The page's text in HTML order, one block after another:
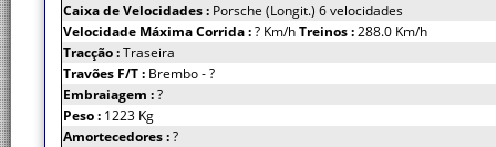
Caixa de Velocidades : Porsche (Longit.) 6 velocidades
Velocidade Máxima Corrida :? Km/hTreinos :288.0 Km/h
Tracção :Traseira
Travões F/T : Brembo - ?
Embraiagem :?
Peso : 1223 Kg
Amortecedores :?